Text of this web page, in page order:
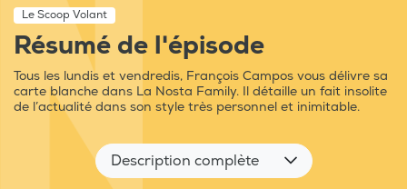
Le Scoop Volant
Résumé de l'épisode
Tous les lundis et vendredis, François Campos vous délivre sa
carte blanche dans La Nosta Family. Il détaille un fait insolite
de l’actualité dans son style très personnel et inimitable.
Description complète